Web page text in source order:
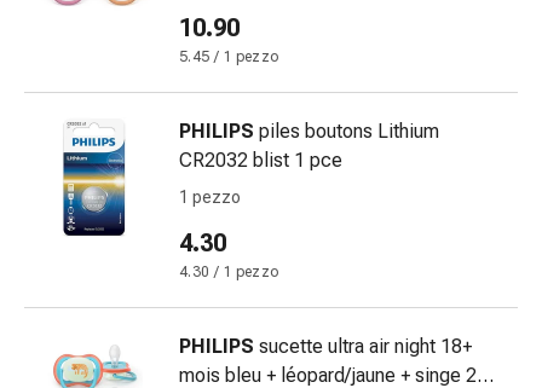
Bruciore
vomito
Digestione,
crampi
Costipazione
Trattamento
medico
10.90
5.45 / 1 pezzo
PHILIPS piles boutons Lithium
CR2032 blist 1 pce
1 pezzo
4.30
4.30 / 1 pezzo
PHILIPS sucette ultra air night 18+
mois bleu + léopard/jaune + singe 2